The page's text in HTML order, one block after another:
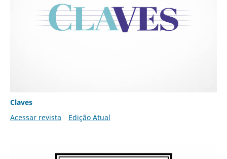
Claves
Acessar revista
Edição Atual